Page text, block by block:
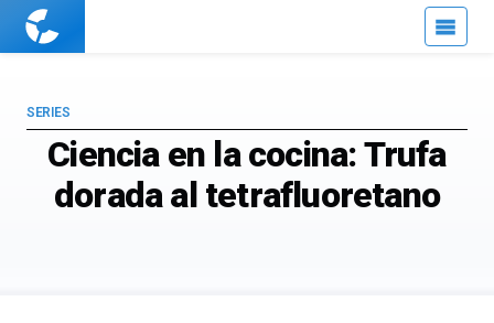
Cuaderno
Ciencia en la cocina: Trufa
dorada al tetrafluoretano
SERIES